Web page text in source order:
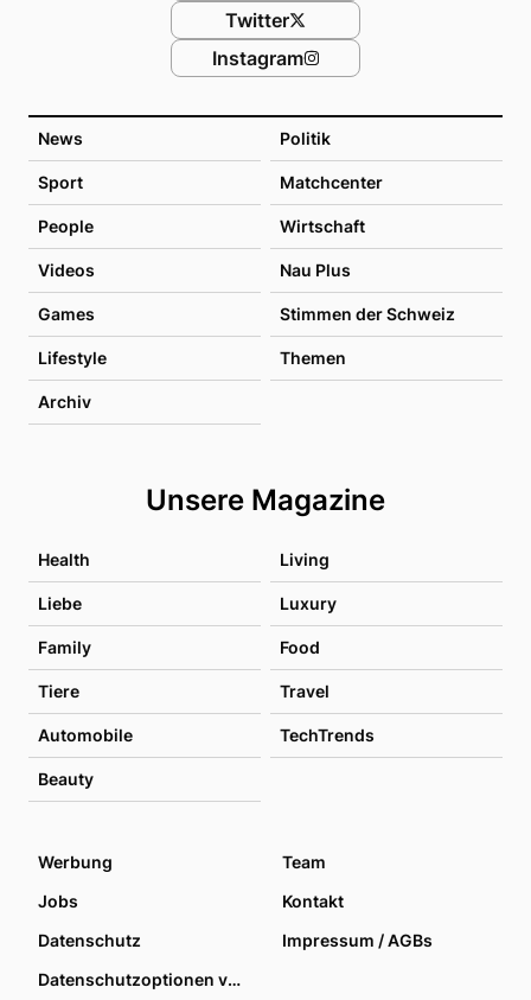
News Politik
Sport Matchcenter
People Wirtschaft
Videos Nau Plus
Games Stimmen der Schweiz
Lifestyle Themen
Archiv
Unsere Magazine
Health Living
Liebe Luxury
Family Food
Tiere Travel
Automobile TechTrends
Beauty
Twitter
Instagram
Werbung
Team
Jobs
Kontakt
Datenschutz
Impressum / AGBs
Datenschutzoptionen verwalten